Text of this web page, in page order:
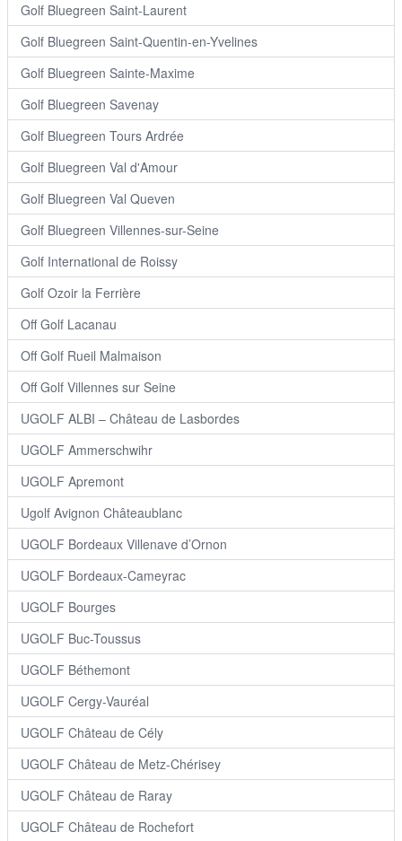
Golf Bluegreen Saint-Laurent
Golf Bluegreen Saint-Quentin-en-Yvelines
Golf Bluegreen Sainte-Maxime
Golf Bluegreen Savenay
Golf Bluegreen Tours Ardrée
Golf Bluegreen Val d'Amour
Golf Bluegreen Val Queven
Golf Bluegreen Villennes-sur-Seine
Golf International de Roissy
Golf Ozoir la Ferrière
Off Golf Lacanau
Off Golf Rueil Malmaison
Off Golf Villennes sur Seine
UGOLF ALBI – Château de Lasbordes
UGOLF Ammerschwihr
UGOLF Apremont
Ugolf Avignon Châteaublanc
UGOLF Bordeaux Villenave d’Ornon
UGOLF Bordeaux-Cameyrac
UGOLF Bourges
UGOLF Buc-Toussus
UGOLF Béthemont
UGOLF Cergy-Vauréal
UGOLF Château de Cély
UGOLF Château de Metz-Chérisey
UGOLF Château de Raray
UGOLF Château de Rochefort